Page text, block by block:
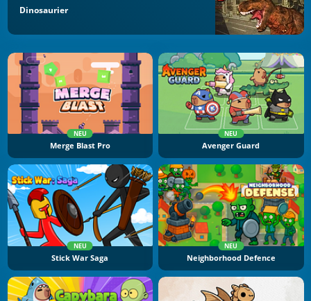
Dinosaurier
NEU
Merge Blast Pro
NEU
Avenger Guard
NEU
Stick War Saga
NEU
Neighborhood Defence